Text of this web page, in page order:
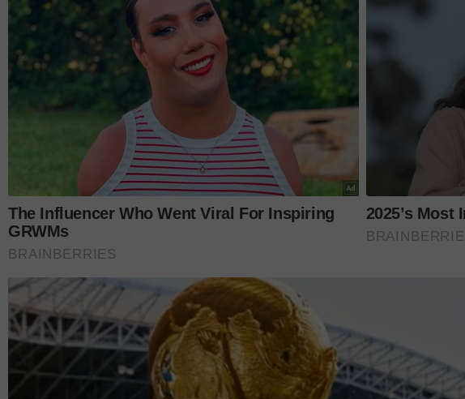
Bekas juara Master Chef Selebriti
musim kedua yang mendirikan
Farizat pada 22 Januari 2022.
Syura terdahulu memiliki tiga anak daripada perkahwinan